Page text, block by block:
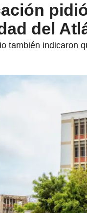
del
también indicaron